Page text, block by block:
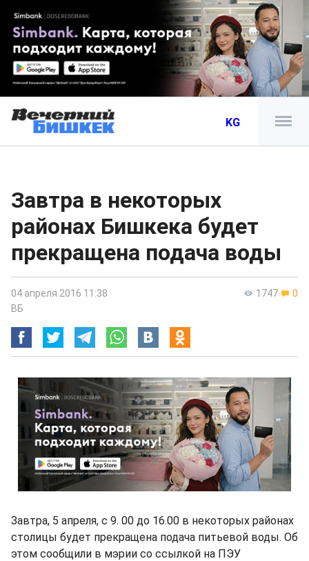
KG
Завтра в некоторых
районах Бишкека будет
прекращена подача воды
1747 0
04 апреля 2016 11:38
ВБ
Завтра, 5 апреля, с 9. 00 до 16.00 в некоторых районах
столицы будет прекращена подача питьевой воды. Об
этом сообщили в мэрии со ссылкой на ПЭУ